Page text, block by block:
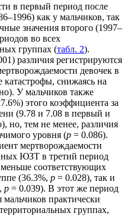
в первый период после
как у мальчиков, так
значения второго (1997–
во всех
группах (табл. 2).
различия регистрируются
девочек в
снижаясь на
У мальчиков также
этого коэффициента за
(9.78 и 7.08 в первый и
но, тем не менее, различия
уровня (p = 0.086).
мертворождаемости
ЮЗТ в третий период
соответствующих
(36.3%, p = 0.028), так и
p = 0.039). В этот же период
практически
группах,